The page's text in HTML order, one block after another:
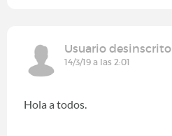
Usuario desinscrito
14/3/19 a las 2:01
Hola a todos.